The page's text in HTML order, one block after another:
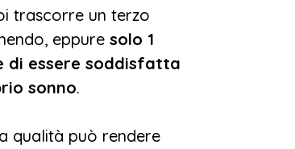
trascorre un terzo
eppure solo 1
di essere soddisfatta
sonno.
qualità può rendere